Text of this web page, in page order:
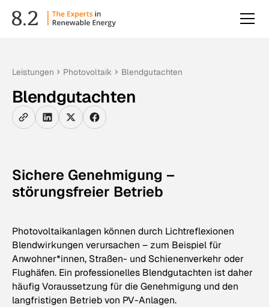
Leistungen Photovoltaik Blendgutachten
Blendgutachten
Sichere Genehmigung –
störungsfreier Betrieb
Photovoltaikanlagen können durch Lichtreflexionen
Blendwirkungen verursachen – zum Beispiel für
Anwohner*innen, Straßen- und Schienenverkehr oder
Flughäfen. Ein professionelles Blendgutachten ist daher
häufig Voraussetzung für die Genehmigung und den
langfristigen Betrieb von PV-Anlagen.